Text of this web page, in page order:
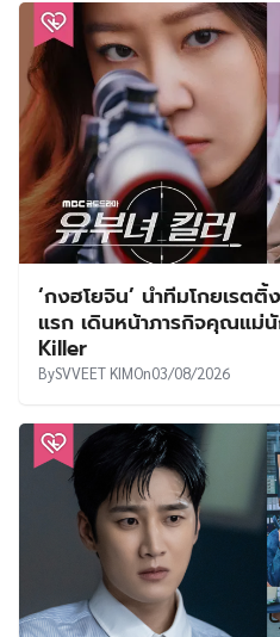
‘กงฮโยจิน’ นำทีมโกยเรต
แรก เดินหน้าภารกิจคุณแม่
Killer
BySVVEET KIMOn03/08/2026